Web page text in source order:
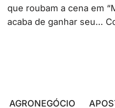
que roubam a cena em
acaba de ganhar seu…
AGRONEGÓCIO